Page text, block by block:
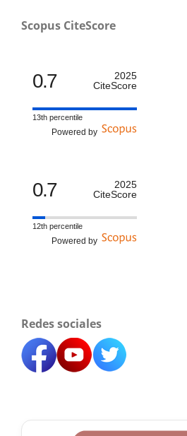
Scopus CiteScore
0.7
2025
CiteScore
13th percentile
Powered by
0.7
2025
CiteScore
12th percentile
Powered by
Redes sociales